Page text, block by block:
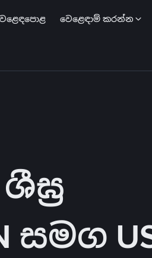
වෙළෙඳාම් කරන්න
සමග